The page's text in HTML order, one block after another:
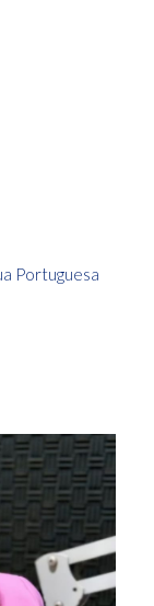
Portuguesa